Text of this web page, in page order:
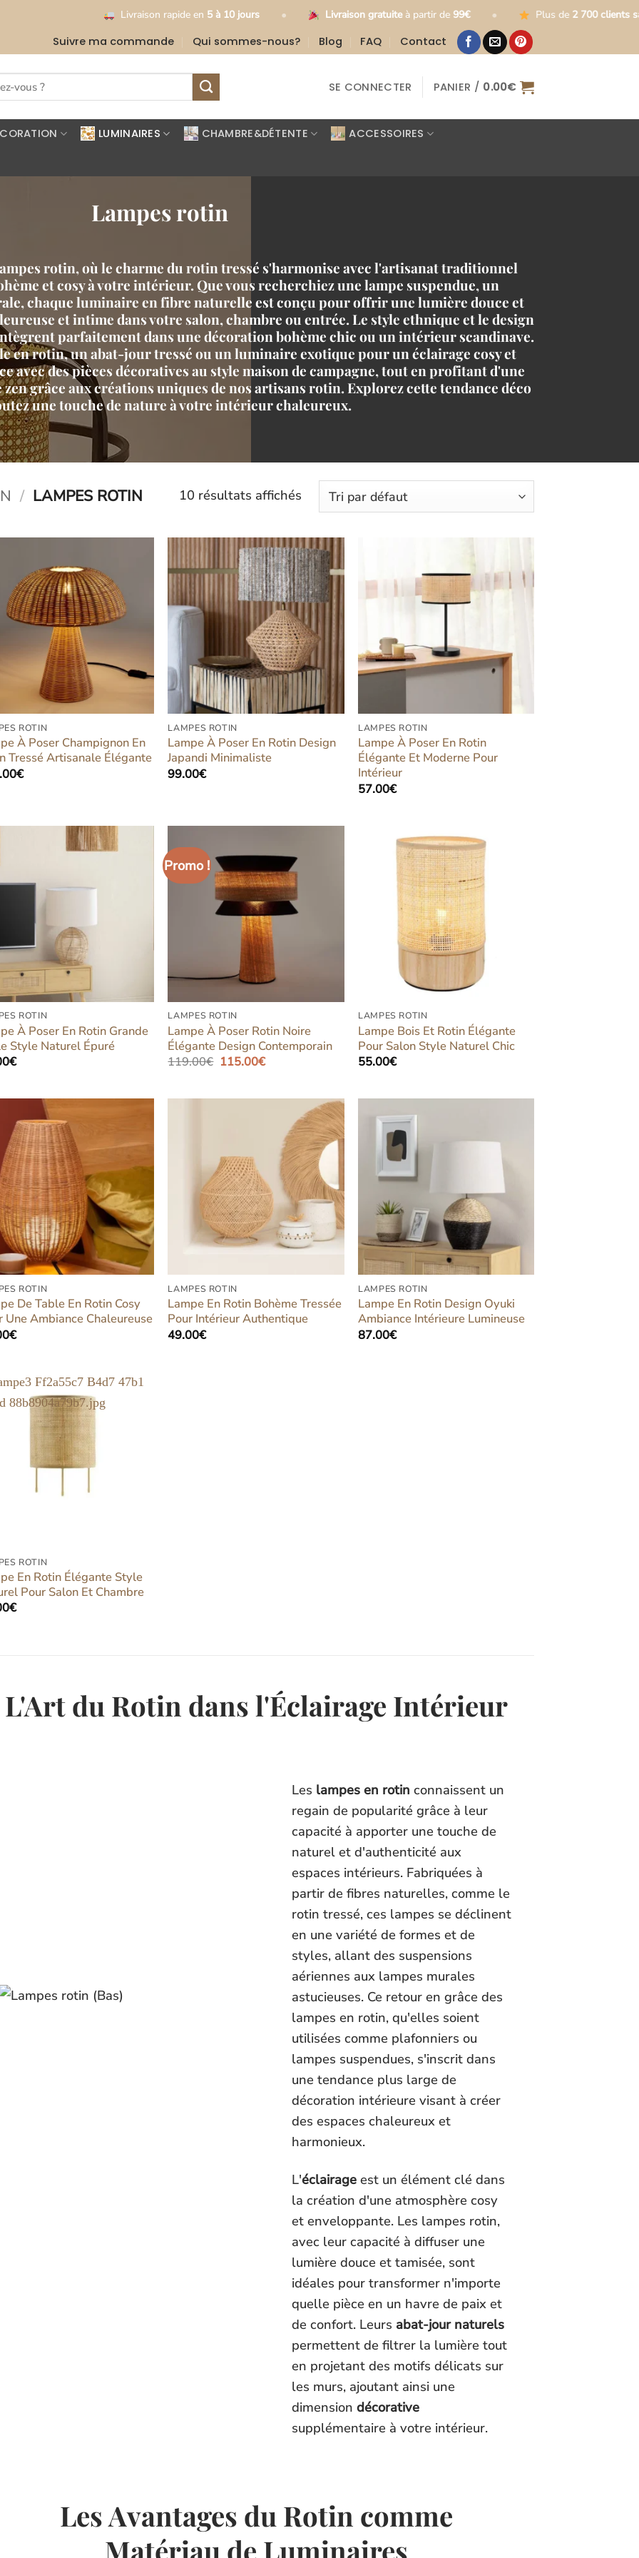
Livraison rapide en5 à 10 jours • Livraison gratuiteà partir de99€ • Plus de2 700 clients satisfaits •
Suivre ma commande Qui sommes-nous? Blog FAQ Contact
SE CONNECTER PANIER / 0.00€
LUMINAIRES CHAMBRE&DÉTENTE ACCESSOIRES
Lampes rotin
rotin, où le charme du rotin tressé s'harmonise avec l'artisanat traditionnel
et cosy à votre intérieur. Que vous recherchiez une lampe suspendue, un
chaque luminaire en fibre naturelle est conçu pour offrir une lumière douce et
et intime dans votre salon, chambre ou entrée. Le style ethnique et le design
parfaitement dans une décoration bohème chic ou un intérieur scandinave.
en rotin, un abat-jour tressé ou un luminaire exotique pour un éclairage cosy et
avec des pièces décoratives au style maison de campagne, tout en profitant d'une
grâce aux créations uniques de nos artisans rotin. Explorez cette tendance déco
une touche de nature à votre intérieur chaleureux.
/ LAMPES ROTIN 10 résultats affichés
Ajouter
à la liste
d’envies
ROTIN
À Poser Champignon En
Tressé Artisanale Élégante
€
Ajouter
à la liste
d’envies
LAMPES ROTIN
Lampe À Poser En Rotin Design
Japandi Minimaliste
99.00€
Ajouter
à la liste
LAMPES ROTIN
Lampe À Poser En Rotin
Élégante Et Moderne Pour
Intérieur
57.00€
ROTIN
À Poser En Rotin Grande
Style Naturel Épuré
€
Promo !
LAMPES ROTIN
Lampe À Poser Rotin Noire
Élégante Design Contemporain
119.00€ Le
était :
115.00€Le
est :
115.00€.
LAMPES ROTIN
Lampe Bois Et Rotin Élégante
Pour Salon Style Naturel Chic
55.00€
Ajouter
d’envies
ROTIN
De Table En Rotin Cosy
Une Ambiance Chaleureuse
€
Ajouter
à la liste
d’envies
LAMPES ROTIN
Lampe En Rotin Bohème Tressée
Pour Intérieur Authentique
49.00€
Ajouter
d’envies
LAMPES ROTIN
Lampe En Rotin Design Oyuki
Ambiance Intérieure Lumineuse
87.00€
ROTIN
En Rotin Élégante Style
Pour Salon Et Chambre
€
L'Art du Rotin dans l'Éclairage Intérieur
Les lampes en rotin connaissent un
regain de popularité grâce à leur
capacité à apporter une touche de
naturel et d'authenticité aux
espaces intérieurs. Fabriquées à
partir de fibres naturelles, comme le
rotin tressé, ces lampes se déclinent
en une variété de formes et de
styles, allant des suspensions
aériennes aux lampes murales
astucieuses. Ce retour en grâce des
lampes en rotin, qu'elles soient
utilisées comme plafonniers ou
lampes suspendues, s'inscrit dans
une tendance plus large de
décoration intérieure visant à créer
des espaces chaleureux et
harmonieux.
L'éclairageest un élément clé dans
la création d'une atmosphère cosy
et enveloppante. Les lampes rotin,
avec leur capacité à diffuser une
lumière douce et tamisée, sont
idéales pour transformer n'importe
quelle pièce en un havre de paix et
de confort. Leurs abat-jour naturels
permettent de filtrer la lumière tout
en projetant des motifs délicats sur
les murs, ajoutant ainsi une
dimension décorative
supplémentaire à votre intérieur.
Les Avantages du Rotin comme
Matériau de Luminaires